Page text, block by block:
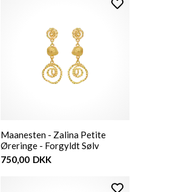
Maanesten - Zalina Petite
Øreringe - Forgyldt Sølv
750,00 DKK